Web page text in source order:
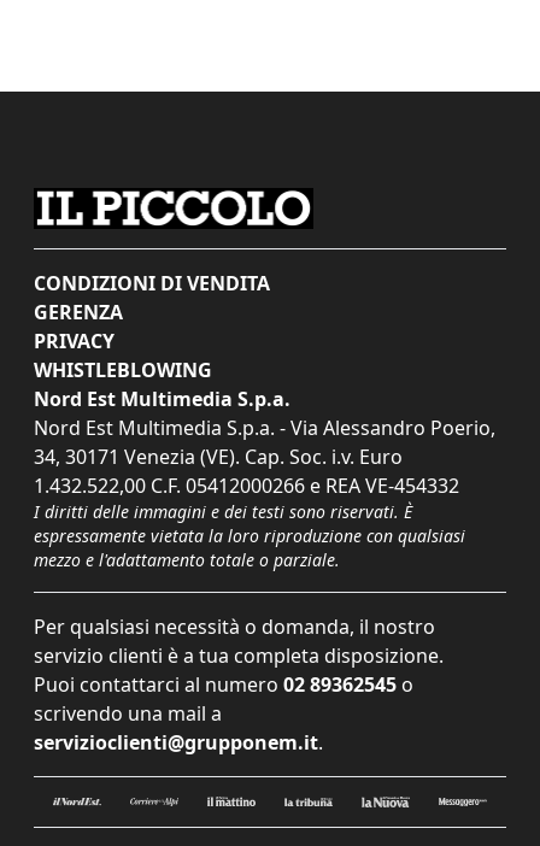
CONDIZIONI DI VENDITA
GERENZA
PRIVACY
WHISTLEBLOWING
Nord Est Multimedia S.p.a.
Nord Est Multimedia S.p.a. - Via Alessandro Poerio,
34, 30171 Venezia (VE). Cap. Soc. i.v. Euro
1.432.522,00 C.F. 05412000266 e REA VE-454332
I diritti delle immagini e dei testi sono riservati. È
espressamente vietata la loro riproduzione con qualsiasi
mezzo e l'adattamento totale o parziale.
Per qualsiasi necessità o domanda, il nostro
servizio clienti è a tua completa disposizione.
Puoi contattarci al numero 02 89362545 o
scrivendo una mail a
servizioclienti@grupponem.it.